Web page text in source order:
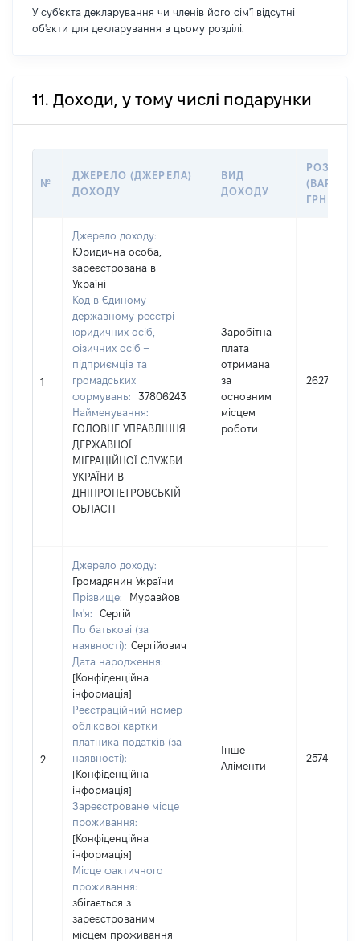
У суб'єкта декларування чи членів його сім'ї відсутні
об'єкти для декларування в цьому розділі.
11. Доходи, у тому числі подарунки
№
ДЖЕРЕЛО (ДЖЕРЕЛА)
ДОХОДУ
ВИД
ДОХОДУ
РОЗМІР
ГРН
1
Джерело доходу:
Юридична особа,
зареєстрована в
Україні
Код в Єдиному
державному реєстрі
юридичних осіб,
фізичних осіб –
підприємців та
громадських
формувань:
37806243
Найменування:
ГОЛОВНЕ УПРАВЛІННЯ
ДЕРЖАВНОЇ
МІГРАЦІЙНОЇ СЛУЖБИ
УКРАЇНИ В
ДНІПРОПЕТРОВСЬКІЙ
ОБЛАСТІ
Заробітна
плата
отримана
за
основним
місцем
роботи
262783
2
Джерело доходу:
Громадянин України
Прізвище:
Муравйов
Ім'я:
Сергій
По батькові (за
наявності): Сергійович
Дата народження:
[Конфіденційна
інформація]
Реєстраційний номер
облікової картки
платника податків (за
наявності):
[Конфіденційна
інформація]
Зареєстроване місце
проживання:
[Конфіденційна
інформація]
Місце фактичного
проживання:
збігається з
зареєстрованим
місцем проживання
Інше
Аліменти
25744